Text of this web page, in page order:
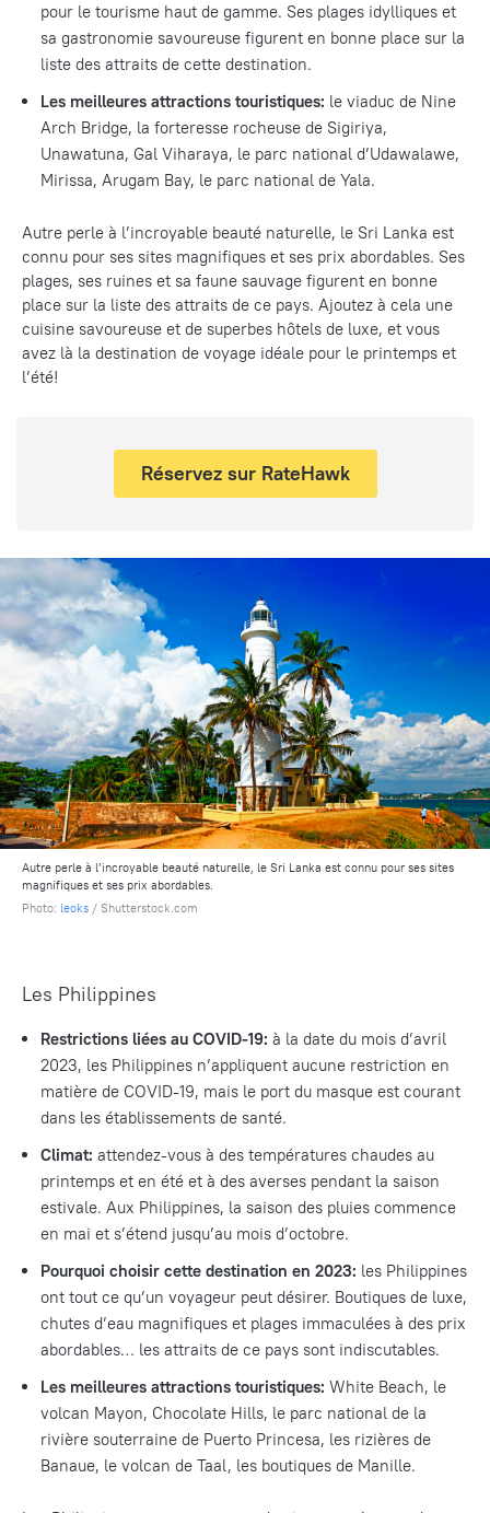
pour le tourisme haut de gamme. Ses plages idylliques et
sa gastronomie savoureuse figurent en bonne place sur la
liste des attraits de cette destination.
Les meilleures attractions touristiques: le viaduc de Nine
Arch Bridge, la forteresse rocheuse de Sigiriya,
Unawatuna, Gal Viharaya, le parc national d’Udawalawe,
Mirissa, Arugam Bay, le parc national de Yala.
Autre perle à l’incroyable beauté naturelle, le Sri Lanka est
connu pour ses sites magnifiques et ses prix abordables. Ses
plages, ses ruines et sa faune sauvage figurent en bonne
place sur la liste des attraits de ce pays. Ajoutez à cela une
cuisine savoureuse et de superbes hôtels de luxe, et vous
avez là la destination de voyage idéale pour le printemps et
l’été!
Réservez sur RateHawk
Autre perle à l’incroyable beauté naturelle, le Sri Lanka est connu pour ses sites
magnifiques et ses prix abordables.
Photo: leoks / Shutterstock.com
Les Philippines
Restrictions liées au COVID-19: à la date du mois d’avril
2023, les Philippines n’appliquent aucune restriction en
matière de COVID-19, mais le port du masque est courant
dans les établissements de santé.
Climat: attendez-vous à des températures chaudes au
printemps et en été et à des averses pendant la saison
estivale. Aux Philippines, la saison des pluies commence
en mai et s’étend jusqu’au mois d’octobre.
Pourquoi choisir cette destination en 2023: les Philippines
ont tout ce qu’un voyageur peut désirer. Boutiques de luxe,
chutes d’eau magnifiques et plages immaculées à des prix
abordables… les attraits de ce pays sont indiscutables.
Les meilleures attractions touristiques: White Beach, le
volcan Mayon, Chocolate Hills, le parc national de la
rivière souterraine de Puerto Princesa, les rizières de
Banaue, le volcan de Taal, les boutiques de Manille.